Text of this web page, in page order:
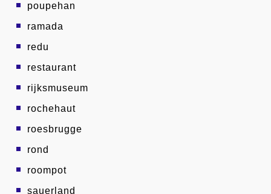
poupehan
ramada
redu
restaurant
rijksmuseum
rochehaut
roesbrugge
rond
roompot
sauerland